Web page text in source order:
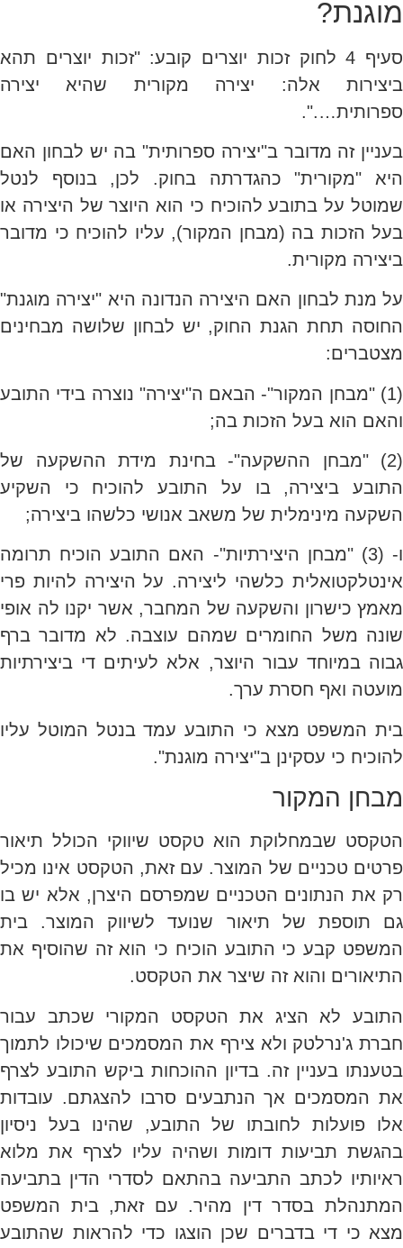
מוגנת?
סעיף 4 לחוק זכות יוצרים קובע: "זכות יוצרים תהא
ביצירות אלה: יצירה מקורית שהיא יצירה
ספרותית….".
בעניין זה מדובר ב"יצירה ספרותית" בה יש לבחון האם
היא "מקורית" כהגדרתה בחוק. לכן, בנוסף לנטל
שמוטל על בתובע להוכיח כי הוא היוצר של היצירה או
בעל הזכות בה (מבחן המקור), עליו להוכיח כי מדובר
ביצירה מקורית.
על מנת לבחון האם היצירה הנדונה היא "יצירה מוגנת"
החוסה תחת הגנת החוק, יש לבחון שלושה מבחינים
מצטברים:
(1) "מבחן המקור"- הבאם ה"יצירה" נוצרה בידי התובע
והאם הוא בעל הזכות בה;
(2) "מבחן ההשקעה"- בחינת מידת ההשקעה של
התובע ביצירה, בו על התובע להוכיח כי השקיע
השקעה מינימלית של משאב אנושי כלשהו ביצירה;
ו- (3) "מבחן היצירתיות"- האם התובע הוכיח תרומה
אינטלקטואלית כלשהי ליצירה. על היצירה להיות פרי
מאמץ כישרון והשקעה של המחבר, אשר יקנו לה אופי
שונה משל החומרים שמהם עוצבה. לא מדובר ברף
גבוה במיוחד עבור היוצר, אלא לעיתים די ביצירתיות
מועטה ואף חסרת ערך.
בית המשפט מצא כי התובע עמד בנטל המוטל עליו
להוכיח כי עסקינן ב"יצירה מוגנת".
מבחן המקור
הטקסט שבמחלוקת הוא טקסט שיווקי הכולל תיאור
פרטים טכניים של המוצר. עם זאת, הטקסט אינו מכיל
רק את הנתונים הטכניים שמפרסם היצרן, אלא יש בו
גם תוספת של תיאור שנועד לשיווק המוצר. בית
המשפט קבע כי התובע הוכיח כי הוא זה שהוסיף את
התיאורים והוא זה שיצר את הטקסט.
התובע לא הציג את הטקסט המקורי שכתב עבור
חברת ג'נרלטק ולא צירף את המסמכים שיכולו לתמוך
בטענתו בעניין זה. בדיון ההוכחות ביקש התובע לצרף
את המסמכים אך הנתבעים סרבו להצגתם. עובדות
אלו פועלות לחובתו של התובע, שהינו בעל ניסיון
בהגשת תביעות דומות ושהיה עליו לצרף את מלוא
ראיותיו לכתב התביעה בהתאם לסדרי הדין בתביעה
המתנהלת בסדר דין מהיר. עם זאת, בית המשפט
מצא כי די בדברים שכן הוצגו כדי להראות שהתובע